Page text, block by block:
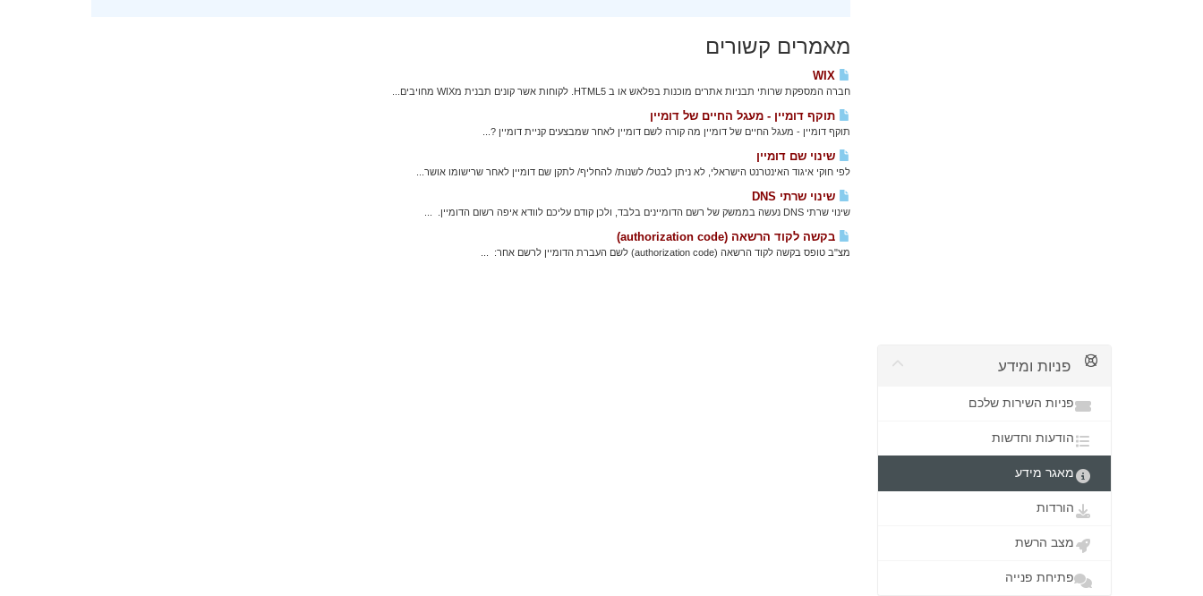
מאמרים קשורים
WIX
חברה המספקת שרותי תבניות אתרים מוכנות בפלאש או ב HTML5. לקוחות אשר קונים תבנית מWIX מחויבים...
תוקף דומיין - מעגל החיים של דומיין
תוקף דומיין - מעגל החיים של דומיין מה קורה לשם דומיין לאחר שמבצעים קניית דומיין ?...
שינוי שם דומיין
לפי חוקי איגוד האינטרנט הישראלי, לא ניתן לבטל/ לשנות/ להחליף/ לתקן שם דומיין לאחר שרישומו אושר...
שינוי שרתי DNS
שינוי שרתי DNS נעשה בממשק של רשם הדומיינים בלבד, ולכן קודם עליכם לוודא איפה רשום הדומיין. ...
בקשה לקוד הרשאה (authorization code)
מצ"ב טופס בקשה לקוד הרשאה (authorization code) לשם העברת הדומיין לרשם אחר: ...
פניות ומידע
פניות השירות שלכם
הודעות וחדשות
מאגר מידע
הורדות
מצב הרשת
פתיחת פנייה